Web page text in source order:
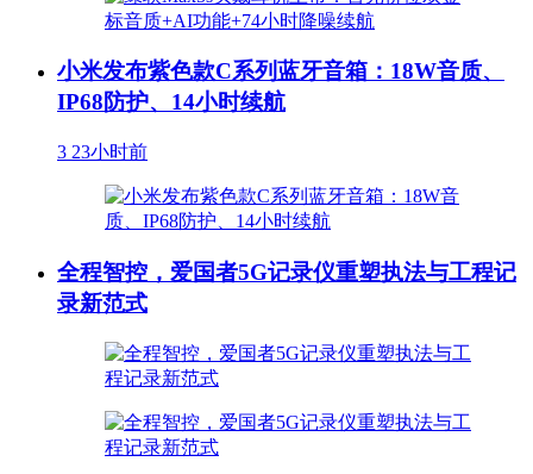
小米发布紫色款C系列蓝牙音箱：18W音质、
IP68防护、14小时续航
3 23小时前
全程智控，爱国者5G记录仪重塑执法与工程记
录新范式